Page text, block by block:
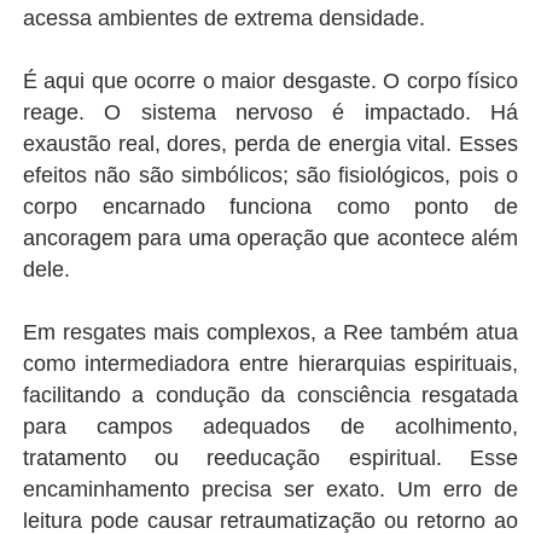
acessa ambientes de extrema densidade.
É aqui que ocorre o maior desgaste. O corpo físico
reage. O sistema nervoso é impactado. Há
exaustão real, dores, perda de energia vital. Esses
efeitos não são simbólicos; são fisiológicos, pois o
corpo encarnado funciona como ponto de
ancoragem para uma operação que acontece além
dele.
Em resgates mais complexos, a Ree também atua
como intermediadora entre hierarquias espirituais,
facilitando a condução da consciência resgatada
para campos adequados de acolhimento,
tratamento ou reeducação espiritual. Esse
encaminhamento precisa ser exato. Um erro de
leitura pode causar retraumatização ou retorno ao